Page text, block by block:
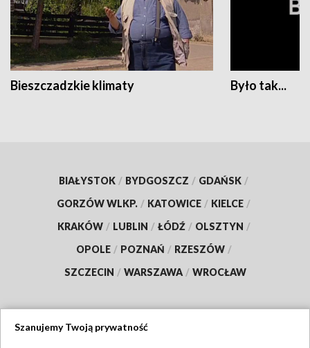
Bieszczadzkie klimaty Było tak...
BIAŁYSTOK / BYDGOSZCZ / GDAŃSK /
GORZÓW WLKP. / KATOWICE / KIELCE /
KRAKÓW / LUBLIN / ŁÓDŹ / OLSZTYN /
OPOLE / POZNAŃ / RZESZÓW /
SZCZECIN / WARSZAWA / WROCŁAW
Szanujemy Twoją prywatność